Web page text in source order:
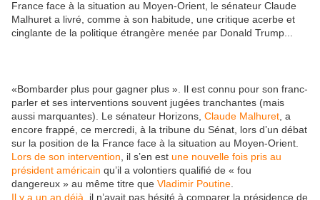
France face à la situation au Moyen-Orient, le sénateur Claude
Malhuret a livré, comme à son habitude, une critique acerbe et
cinglante de la politique étrangère menée par Donald Trump...
«Bombarder plus pour gagner plus ». Il est connu pour son franc-
parler et ses interventions souvent jugées tranchantes (mais
aussi marquantes). Le sénateur Horizons, Claude Malhuret , a
encore frappé, ce mercredi, à la tribune du Sénat, lors d’un débat
sur la position de la France face à la situation au Moyen-Orient.
Lors de son intervention , il s’en est une nouvelle fois pris au
président américain qu’il a volontiers qualifié de « fou
dangereux » au même titre que Vladimir Poutine
Il y a un an déjà , il n’avait pas hésité à comparer la présidence de